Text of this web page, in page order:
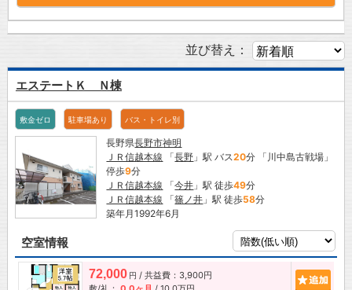
並び替え：
エステートＫ Ｎ棟
敷金ゼロ 駐車場あり バス・トイレ別
長野県長野市神明
ＪＲ信越本線 「長野 」駅 バス20分 「川中島古戦場」
停歩9分
ＪＲ信越本線 「今井 」駅 徒歩49分
ＪＲ信越本線 「篠ノ井 」駅 徒歩58分
築年月1992年6月
空室情報
72,000 円 / 共益費：3,900円